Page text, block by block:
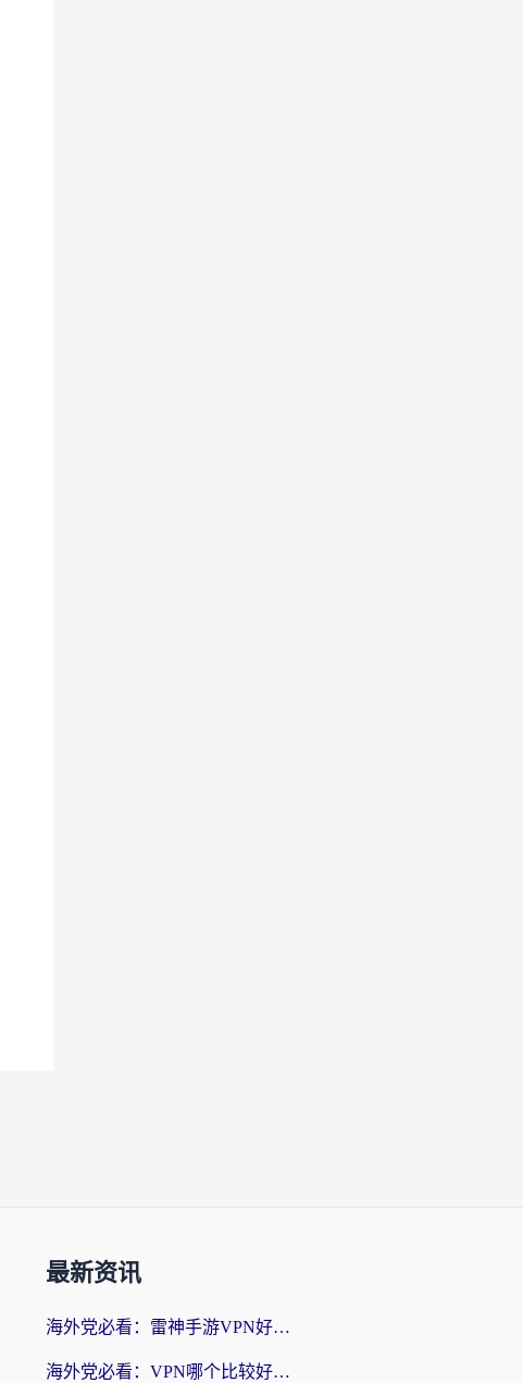
最新资讯
海外党必看：雷神手游VPN好用吗？和天速回国VPN对比哪个回国效果更好？附实用加速器选择指南
海外党必看：VPN哪个比较好用？3分钟找到适合你的回国加速方案